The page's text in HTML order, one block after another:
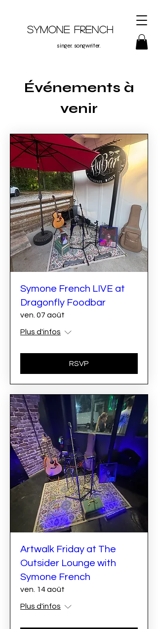
Symone French
singer. songwriter.
Événements à
venir
Symone French LIVE at
Dragonfly Foodbar
ven. 07 août
Plus d'infos
RSVP
Artwalk Friday at The
Outsider Lounge with
Symone French
ven. 14 août
Plus d'infos